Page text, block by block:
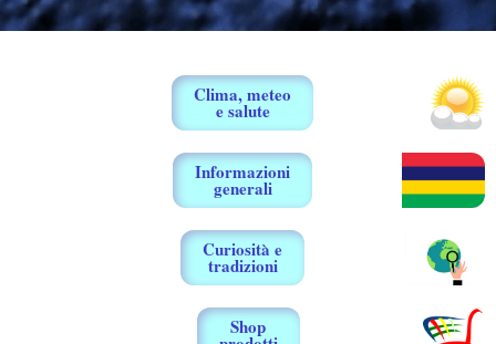
Clima, meteo
e salute
Informazioni
generali
Curiosità e
tradizioni
Shop